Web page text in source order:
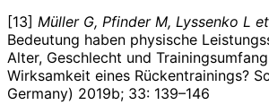
[13] Müller G, Pfinder M, Lyssenko L
Bedeutung haben physische
Alter, Geschlecht und
Wirksamkeit eines Rückentrainings?
Germany) 2019b; 33: 139–146